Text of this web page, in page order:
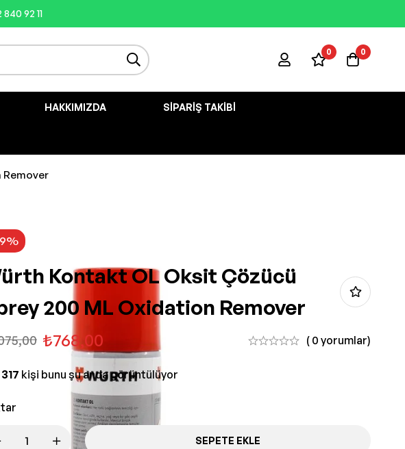
92 11
0 0
HAKKIMIZDA SIPARIŞ TAKIBI
Remover
Kontakt OL Oksit Çözücü
200 ML Oxidation Remover
₺768,00 ( 0 yorumlar)
317 kişi bunu şu anda görüntülüyor
SEPETE EKLE